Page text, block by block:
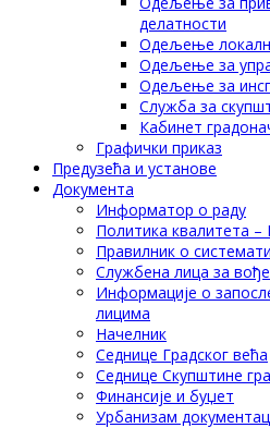
делатности
Одељење
Одељење за
Одељење за
Служба за
Кабинет
Графички приказ
Предузећа и установе
Документа
Информатор о раду
Политика квалитета
Правилник о
Службена лица за
Информације о
лицима
Начелник
Седнице Градског већа
Седнице Скупштине
Финансије и буџет
Урбанизам